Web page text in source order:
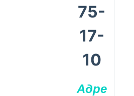
75-
17-
10
Адре